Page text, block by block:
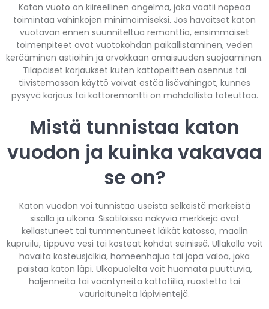
Katon vuoto on kiireellinen ongelma, joka vaatii nopeaa
toimintaa vahinkojen minimoimiseksi. Jos havaitset katon
vuotavan ennen suunniteltua remonttia, ensimmäiset
toimenpiteet ovat vuotokohdan paikallistaminen, veden
kerääminen astioihin ja arvokkaan omaisuuden suojaaminen.
Tilapäiset korjaukset kuten kattopeitteen asennus tai
tiivistemassan käyttö voivat estää lisävahingot, kunnes
pysyvä korjaus tai kattoremontti on mahdollista toteuttaa.
Mistä tunnistaa katon
vuodon ja kuinka vakavaa
se on?
Katon vuodon voi tunnistaa useista selkeistä merkeistä
sisällä ja ulkona. Sisätiloissa näkyviä merkkejä ovat
kellastuneet tai tummentuneet läikät katossa, maalin
kupruilu, tippuva vesi tai kosteat kohdat seinissä. Ullakolla voit
havaita kosteusjälkiä, homeenhajua tai jopa valoa, joka
paistaa katon läpi. Ulkopuolelta voit huomata puuttuvia,
haljenneita tai vääntyneitä kattotiiliä, ruostetta tai
vaurioituneita läpivientejä.